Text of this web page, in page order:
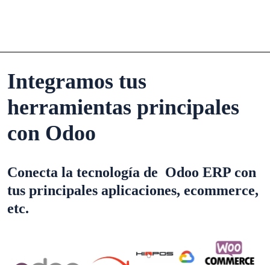
Integramos tus
herramientas principales
con Odoo
Conecta la tecnología de Odoo ERP con
tus principales aplicaciones, ecommerce,
etc.